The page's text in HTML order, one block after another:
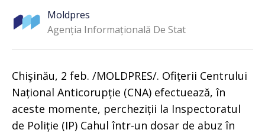
Moldpres
Agenția Informațională De Stat
Chişinău, 2 feb. /MOLDPRES/. Ofițerii Centrului
Național Anticorupție (CNA) efectuează, în
aceste momente, percheziții la Inspectoratul
de Poliție (IP) Cahul într-un dosar de abuz în